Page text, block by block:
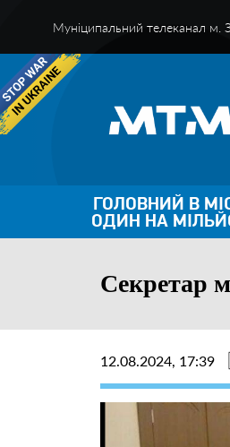
Муніципальний телеканал м.
ГОЛОВНИЙ В
ОДИН НА
Секретар
12.08.2024, 17:39